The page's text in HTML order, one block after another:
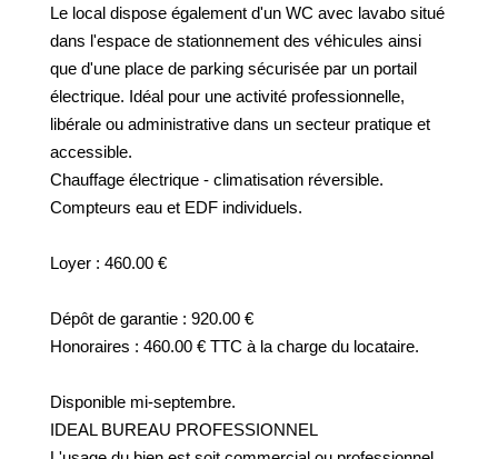
MENTIONS LÉGALES
Le local dispose également d'un WC avec lavabo situé
dans l'espace de stationnement des véhicules ainsi
que d'une place de parking sécurisée par un portail
électrique. Idéal pour une activité professionnelle,
libérale ou administrative dans un secteur pratique et
accessible.
Chauffage électrique - climatisation réversible.
Compteurs eau et EDF individuels.
Loyer : 460.00 €
Dépôt de garantie : 920.00 €
Honoraires : 460.00 € TTC à la charge du locataire.
Disponible mi-septembre.
IDEAL BUREAU PROFESSIONNEL